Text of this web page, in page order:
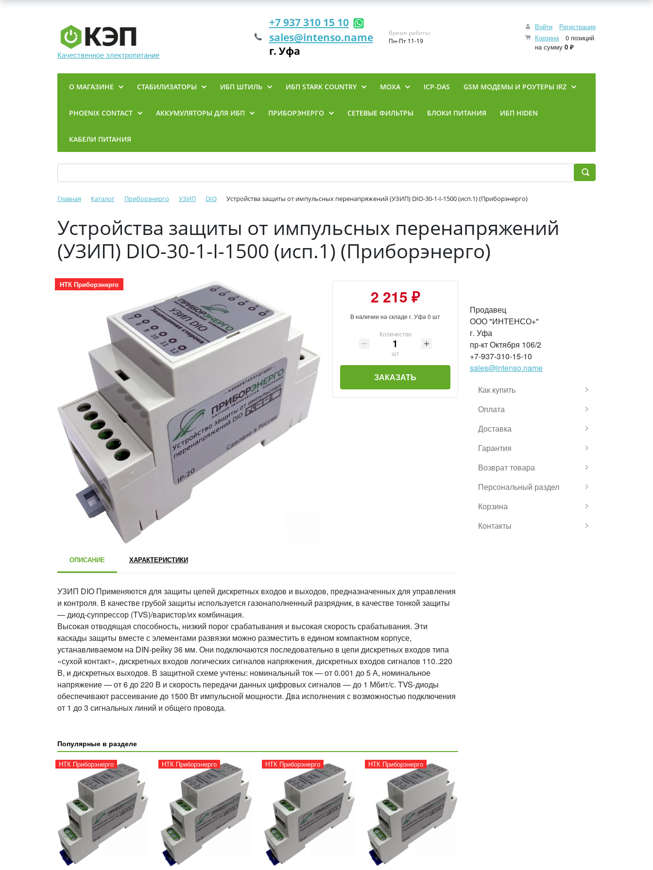
Качественное электропитание
Войти
Регистрация
Корзина
0 позиций
на сумму 0 ₽
+7 937 310 15 10
sales@intenso.name
г. Уфа
Время работы:
Пн-Пт 11-19
О МАГАЗИНЕ СТАБИЛИЗАТОРЫ ИБП ШТИЛЬ ИБП STARK COUNTRY MOXA ICP-DAS GSM МОДЕМЫ И РОУТЕРЫ IRZ
PHOENIX CONTACT АККУМУЛЯТОРЫ ДЛЯ ИБП ПРИБОРЭНЕРГО СЕТЕВЫЕ ФИЛЬТРЫ БЛОКИ ПИТАНИЯ ИБП HIDEN
КАБЕЛИ ПИТАНИЯ
Главная Каталог Приборэнерго УЗИП DIO Устройства защиты от импульсных перенапряжений (УЗИП) DIO-30-1-I-1500 (исп.1) (Приборэнерго)
Устройства защиты от импульсных перенапряжений
(УЗИП) DIO-30-1-I-1500 (исп.1) (Приборэнерго)
НТК Приборэнерго
2 215 ₽
В наличии на складе г. Уфа 0 шт
Количество
шт
ЗАКАЗАТЬ
ОПИСАНИЕ ХАРАКТЕРИСТИКИ
УЗИП DIO Применяются для защиты цепей дискретных входов и выходов, предназначенных для управления
и контроля. В качестве грубой защиты используется газонаполненный разрядник, в качестве тонкой защиты
— диод-суппрессор (TVS)/варистор/их комбинация.
Высокая отводящая способность, низкий порог срабатывания и высокая скорость срабатывания. Эти
каскады защиты вместе с элементами развязки можно разместить в едином компактном корпусе,
устанавливаемом на DIN-рейку 36 мм. Они подключаются последовательно в цепи дискретных входов типа
«сухой контакт», дискретных входов логических сигналов напряжения, дискретных входов сигналов 110..220
В, и дискретных выходов. В защитной схеме учтены: номинальный ток — от 0.001 до 5 А, номинальное
напряжение — от 6 до 220 В и скорость передачи данных цифровых сигналов — до 1 Мбит/с. TVS-диоды
обеспечивают рассеивание до 1500 Вт импульсной мощности. Два исполнения с возможностью подключения
от 1 до 3 сигнальных линий и общего провода.
Популярные в разделе
НТК Приборэнерго НТК Приборэнерго НТК Приборэнерго НТК Приборэнерго
Продавец
ООО "ИНТЕНСО+"
г. Уфа
пр-кт Октября 106/2
+7-937-310-15-10
sales@intenso.name
Как купить
Оплата
Доставка
Гарантия
Возврат товара
Персональный раздел
Корзина
Контакты